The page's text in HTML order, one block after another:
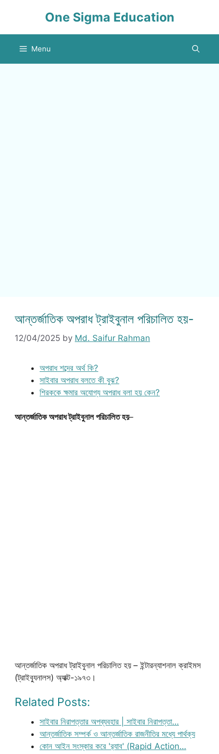
One Sigma Education
Menu
আন্তর্জাতিক অপরাধ ট্রাইবুনাল পরিচালিত হয়-
12/04/2025 by Md. Saifur Rahman
অপরাধ শব্দের অর্থ কি?
সাইবার অপরাধ বলতে কী বুঝ?
শিরককে ক্ষমার অযোগ্য অপরাধ বলা হয় কেন?
আন্তর্জাতিক অপরাধ ট্রাইবুনাল পরিচালিত হয়–
আন্তর্জাতিক অপরাধ ট্রাইবুনাল পরিচালিত হয় – ইন্টারন্যাশনাল ক্রাইমস
(ট্রাইব্যুনালস) অ্যাক্ট-১৯৭৩।
Related Posts:
সাইবার নিরাপত্তার অপব্যবহার | সাইবার নিরাপত্তা…
আন্তর্জাতিক সম্পর্ক ও আন্তর্জাতিক রাজনীতির মধ্যে পার্থক্য
কোন আইন সংস্কার করে 'র‌্যাব' (Rapid Action…